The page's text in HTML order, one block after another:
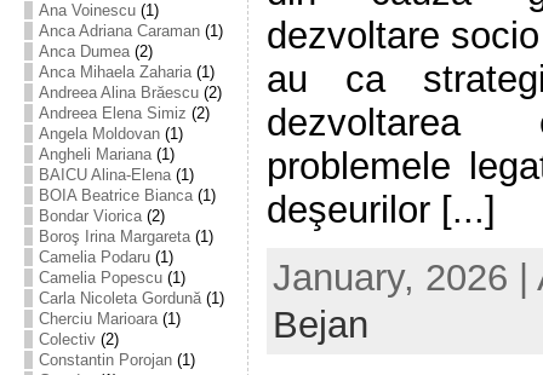
Ana Voinescu(1)
Anca Adriana Caraman(1)
Anca Dumea(2)
Anca Mihaela Zaharia(1)
Andreea Alina Brăescu(2)
Andreea Elena Simiz (2)
Angela Moldovan(1)
Angheli Mariana(1)
BAICU Alina-Elena(1)
BOIA Beatrice Bianca(1)
Bondar Viorica(2)
Boroş Irina Margareta(1)
Camelia Podaru(1)
Camelia Popescu(1)
Carla Nicoleta Gordună(1)
Cherciu Marioara(1)
Colectiv(2)
Constantin Porojan(1)
dezvoltare
au ca
dezvoltarea
problemele
deşeurilor [...]
January, 2026
Bejan